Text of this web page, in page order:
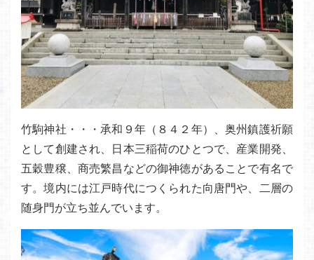
竹駒神社・・・承和９年（８４２年）、奥州鎮護祈願
として創建され、日本三稲荷のひとつで、産業開発、
五穀豊穣、商売繁昌などの御神徳があることで有名で
す。境内には江戸時代につくられた向唐門や、二層の
随身門が立ち並んでいます。